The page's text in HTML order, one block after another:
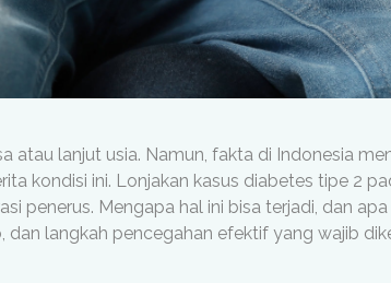
atau lanjut usia. Namun, fakta di Indonesia
kondisi ini. Lonjakan kasus diabetes tipe 2
penerus. Mengapa hal ini bisa terjadi, dan
langkah pencegahan efektif yang wajib